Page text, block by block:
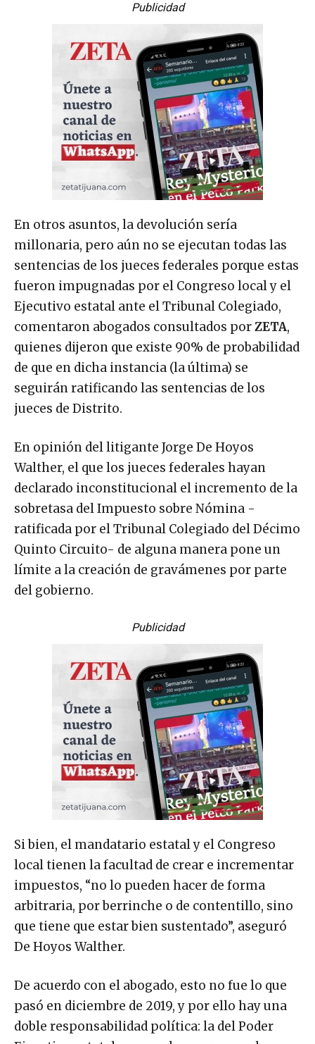
Publicidad
En otros asuntos, la devolución sería
millonaria, pero aún no se ejecutan todas las
sentencias de los jueces federales porque estas
fueron impugnadas por el Congreso local y el
Ejecutivo estatal ante el Tribunal Colegiado,
comentaron abogados consultados porZETA,
quienes dijeron que existe 90% de probabilidad
de que en dicha instancia (la última) se
seguirán ratificando las sentencias de los
jueces de Distrito.
En opinión del litigante Jorge De Hoyos
Walther, el que los jueces federales hayan
declarado inconstitucional el incremento de la
sobretasa del Impuesto sobre Nómina -
ratificada por el Tribunal Colegiado del Décimo
Quinto Circuito- de alguna manera pone un
límite a la creación de gravámenes por parte
del gobierno.
Publicidad
Si bien, el mandatario estatal y el Congreso
local tienen la facultad de crear e incrementar
impuestos, “no lo pueden hacer de forma
arbitraria, por berrinche o de contentillo, sino
que tiene que estar bien sustentado”, aseguró
De Hoyos Walther.
De acuerdo con el abogado, esto no fue lo que
pasó en diciembre de 2019, y por ello hay una
doble responsabilidad política: la del Poder